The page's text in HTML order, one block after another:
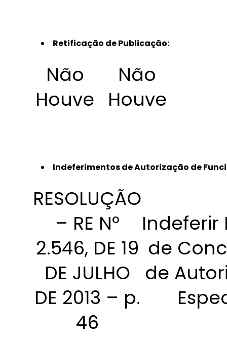
Retificação de Publicação:
Não
Houve
Não
Houve
Indeferimentos de Autorização de
RESOLUÇÃO
– RE Nº
2.546, DE 19
DE JULHO
DE 2013 – p.
46
Indeferir
de
de